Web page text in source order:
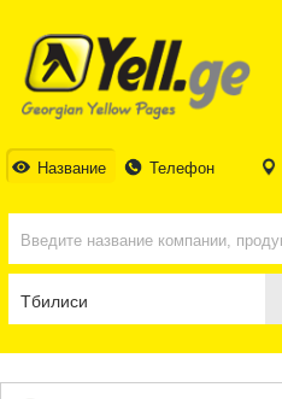
Название Телефон
ТБИЛИСИ
ТБИЛИСИ
АБХАЗИЯ
ГАЛИ
БАТУМИ
КОБУЛЕТИ
ШУАХЕВИ
ЧАКВИ
ОЗУРГЕТИ